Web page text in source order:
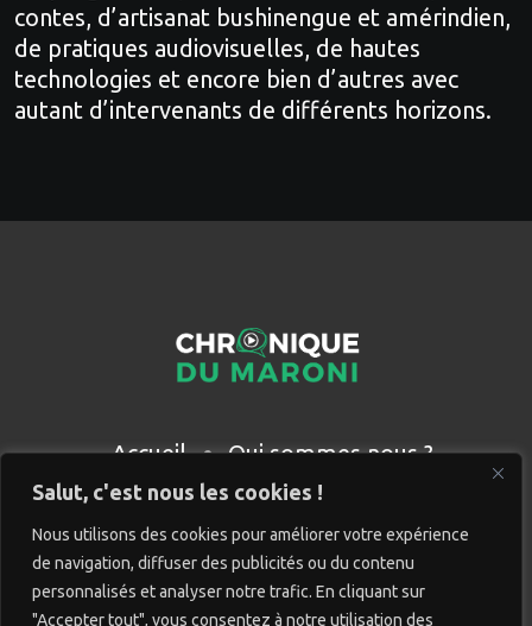
Salut, c'est nous les cookies !
Nous utilisons des cookies pour améliorer votre expérience
de navigation, diffuser des publicités ou du contenu
personnalisés et analyser notre trafic. En cliquant sur
"Accepter tout", vous consentez à notre utilisation des
contes, d’artisanat bushinengue et amérindien,
de pratiques audiovisuelles, de hautes
technologies et encore bien d’autres avec
autant d’intervenants de différents horizons.
Accueil
Qui sommes nous ?
Partenaires
Contact